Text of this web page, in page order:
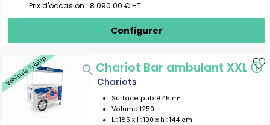
Prix d'occasion : 8 090.00 € HT
Configurer
Véhicule Trip'Up Chariot Bar ambulant XXL ⓘ
Chariots
Surface pub 9.45 m²
Volume1250 L
L :185 x l :100 x h :144 cm